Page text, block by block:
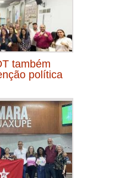
também
política